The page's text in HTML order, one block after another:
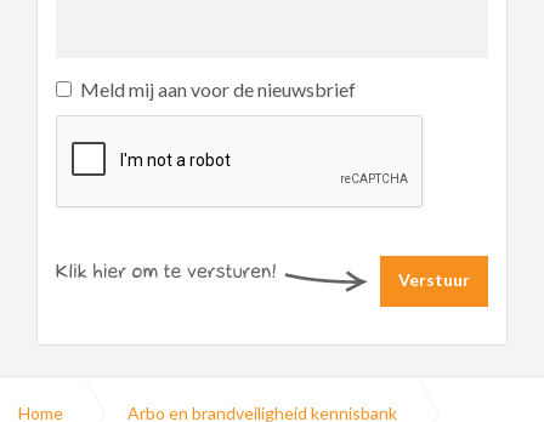
Meld mij aan voor de nieuwsbrief
Verstuur
Home Arbo en brandveiligheid kennisbank